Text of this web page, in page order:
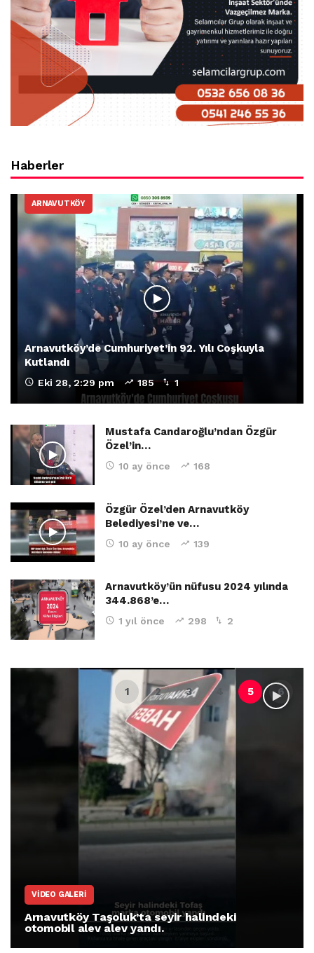
Haberler
ARNAVUTKÖY
Arnavutköy’de Cumhuriyet’in 92. Yılı Coşkuyla
Kutlandı
Eki 28, 2:29 pm 185 1
Mustafa Candaroğlu’ndan Özgür
Özel’in…
10 ay önce 168
Özgür Özel’den Arnavutköy
Belediyesi’ne ve…
10 ay önce 139
Arnavutköy’ün nüfusu 2024 yılında
344.868’e…
1 yıl önce 298 2
VIDEO GALERI
Arnavutköy Taşoluk’ta seyir halindeki
otomobil alev alev yandı.